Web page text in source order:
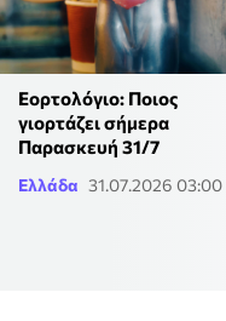
Εορτολόγιο: Ποιος
γιορτάζει σήμερα
Παρασκευή 31/7
Ελλάδα 31.07.2026 03:00